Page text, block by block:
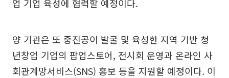
업 기업 육성에 협력할 예정이다.
양 기관은 또 중진공이 발굴 및 육성한 지역 기반 청
년창업 기업의 팝업스토어, 전시회 운영과 온라인 사
회관계망서비스(SNS) 홍보 등을 지원할 예정이다. 이